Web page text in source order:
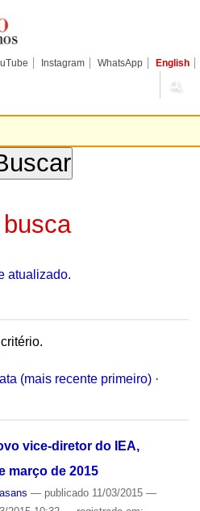
Instagram WhatsApp English
atualizado.
(mais recente primeiro) ·
vice-diretor do IEA,
março de 2015
— publicado11/03/2015 —